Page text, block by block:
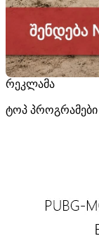
რეკლამა
ტოპ პროგრამები